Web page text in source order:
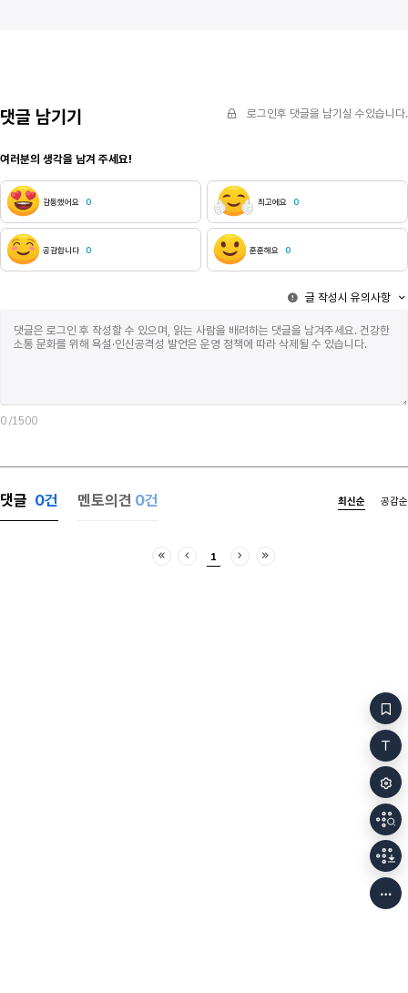
화려한 백색의 옷을 입고난 그렇게 누군가의 냄새를
주워담고 있었어금세 적셔지고 말아
댓글 남기기 로그인후 댓글을 남기실 수있습니다.
여러분의 생각을 남겨 주세요!
감동했어요 0 최고에요 0
공감합니다 0 훈훈해요 0
글 작성시 유의사항
0 /1500
댓글 0건 멘토의견 0건 최신순 공감순
처음 이전1 다음마지막